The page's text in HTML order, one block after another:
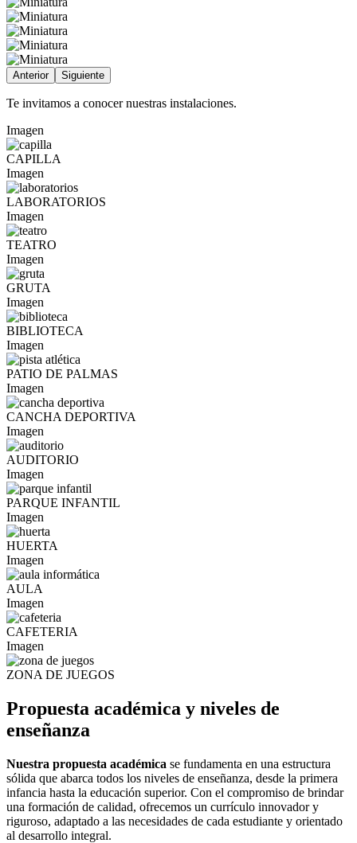
Anterior Siguiente
Te invitamos a conocer nuestras instalaciones.
Imagen
CAPILLA
Imagen
LABORATORIOS
Imagen
TEATRO
Imagen
GRUTA
Imagen
BIBLIOTECA
Imagen
PATIO DE PALMAS
Imagen
CANCHA DEPORTIVA
Imagen
AUDITORIO
Imagen
PARQUE INFANTIL
Imagen
HUERTA
Imagen
AULA
Imagen
CAFETERIA
Imagen
ZONA DE JUEGOS
Propuesta académica y niveles de
enseñanza
Nuestra propuesta académica se fundamenta en una estructura
sólida que abarca todos los niveles de enseñanza, desde la primera
infancia hasta la educación superior. Con el compromiso de brindar
una formación de calidad, ofrecemos un currículo innovador y
riguroso, adaptado a las necesidades de cada estudiante y orientado
al desarrollo integral.